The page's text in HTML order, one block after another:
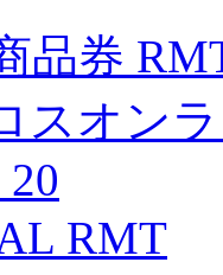
品券
スオン
RMT